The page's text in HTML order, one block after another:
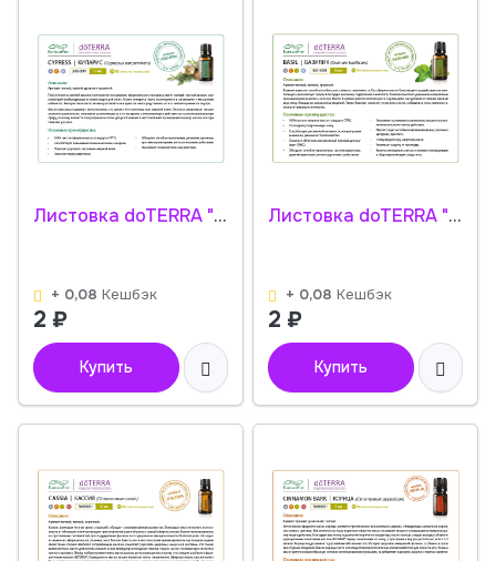
Листовка doTERRA "Кипарис. Эфирное масло" 30050001
+ 0,08 Кешбэк
2 ₽
Купить
Листовка doTERRA "Базилик. Эфирное масло" 30010001
+ 0,08 Кешбэк
2 ₽
Купить